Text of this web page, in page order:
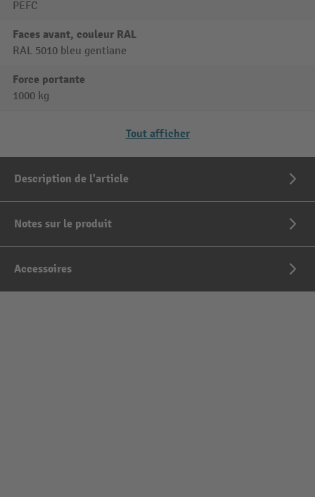
PEFC
Faces avant, couleur RAL
RAL 5010 bleu gentiane
Force portante
1000 kg
Tout afficher
Description de l'article
Notes sur le produit
Accessoires